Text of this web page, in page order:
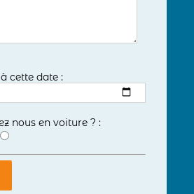
cette date :
nous en voiture ? :